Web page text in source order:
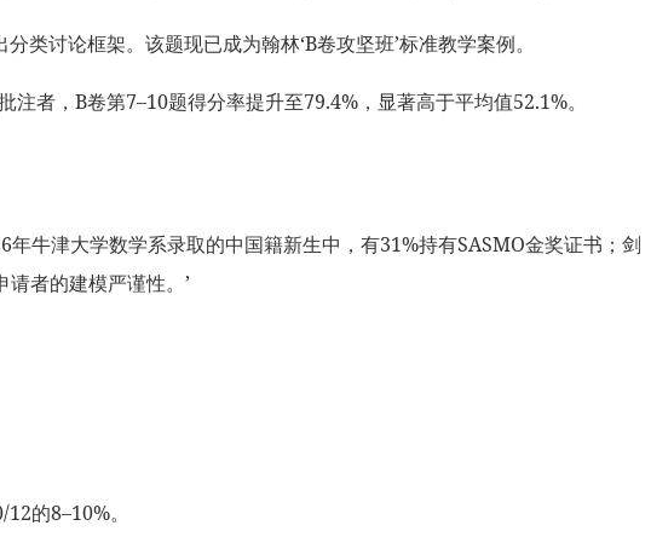
讨论框架。该题现已成为翰林‘B卷攻坚班’标准教学案例。
者，B卷第7–10题得分率提升至79.4%，显著高于平均值52.1%。
牛津大学数学系录取的中国籍新生中，有31%持有SASMO金奖证书；剑
者的建模严谨性。’
的8–10%。